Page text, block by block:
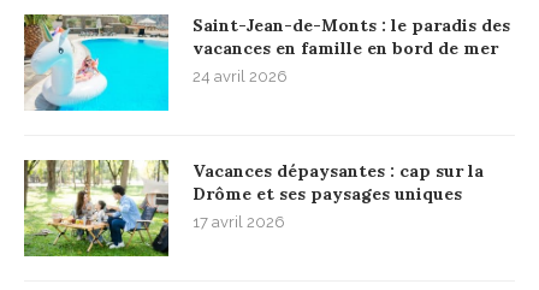
Saint-Jean-de-Monts : le paradis des
vacances en famille en bord de mer
24 avril 2026
Vacances dépaysantes : cap sur la
Drôme et ses paysages uniques
17 avril 2026